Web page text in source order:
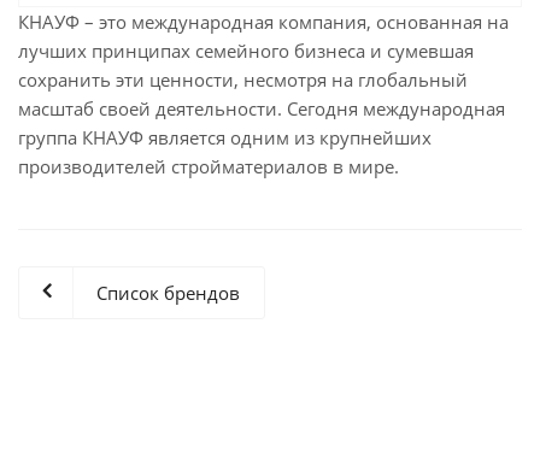
КНАУФ – это международная компания, основанная на
лучших принципах семейного бизнеса и сумевшая
сохранить эти ценности, несмотря на глобальный
масштаб своей деятельности. Сегодня международная
группа КНАУФ является одним из крупнейших
производителей стройматериалов в мире.
Список брендов